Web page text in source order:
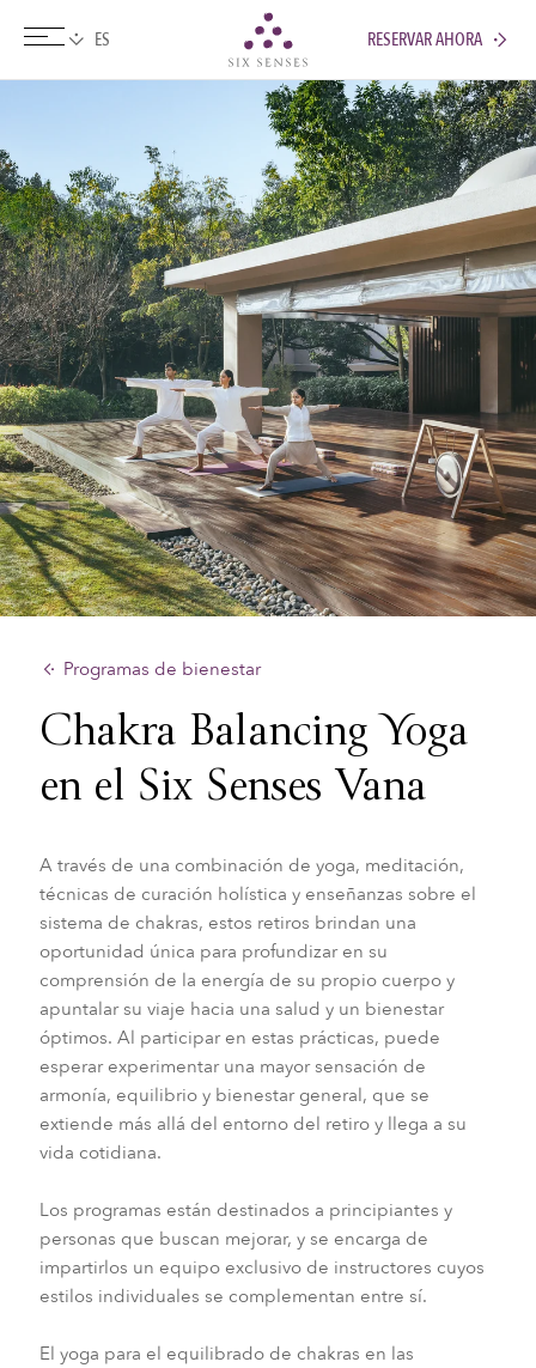
Six sensesRESERVAR AHORA
Programas de bienestar
Chakra Balancing Yoga
en el Six Senses Vana
A través de una combinación de yoga, meditación,
técnicas de curación holística y enseñanzas sobre el
sistema de chakras, estos retiros brindan una
oportunidad única para profundizar en su
comprensión de la energía de su propio cuerpo y
apuntalar su viaje hacia una salud y un bienestar
óptimos. Al participar en estas prácticas, puede
esperar experimentar una mayor sensación de
armonía, equilibrio y bienestar general, que se
extiende más allá del entorno del retiro y llega a su
vida cotidiana.
Los programas están destinados a principiantes y
personas que buscan mejorar, y se encarga de
impartirlos un equipo exclusivo de instructores cuyos
estilos individuales se complementan entre sí.
El yoga para el equilibrado de chakras en las